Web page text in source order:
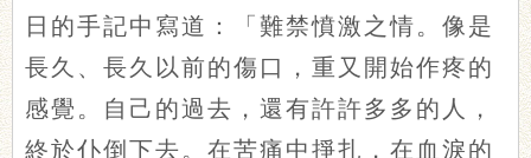
日的手記中寫道：「難禁憤激之情。像是
長久、長久以前的傷口，重又開始作疼的
感覺。自己的過去，還有許許多多的人，
終於仆倒下去。在苦痛中掙扎，在血淚的